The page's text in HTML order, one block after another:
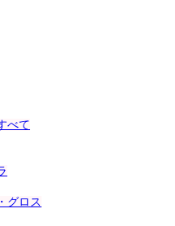
べて
グロス